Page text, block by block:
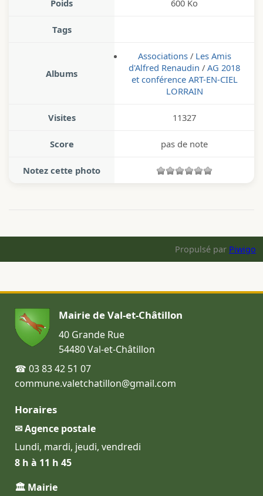
Poids 600 Ko
Tags
Albums
Associations/ Les Amis
d'Alfred Renaudin / AG 2018
et conférence ART-EN-CIEL
LORRAIN
Visites 11327
Score pas de note
Notez cette photo
Propulsé par Piwigo
Mairie de Val-et-Châtillon
40 Grande Rue
54480 Val-et-Châtillon
☎ 03 83 42 51 07
commune.valetchatillon@gmail.com
Horaires
✉ Agence postale
Lundi, mardi, jeudi, vendredi
8 h à 11 h 45
🏛 Mairie